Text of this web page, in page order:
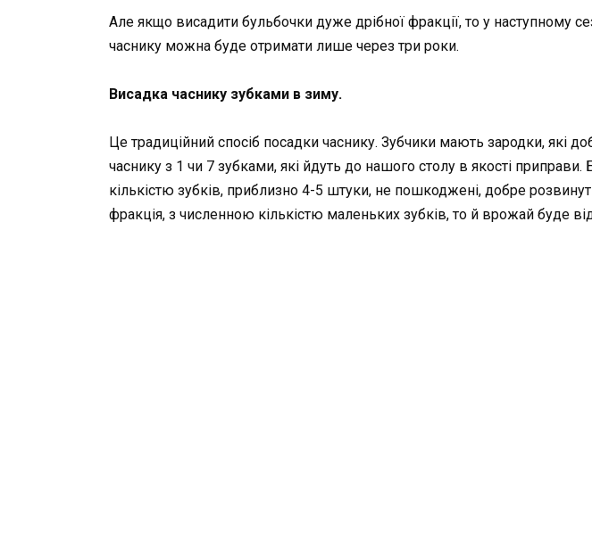
Але якщо висадити бульбочки дуже дрібної фракції, то у наступному
часнику можна буде отримати лише через три роки.
Висадка часнику зубками в зиму.
Це традиційний спосіб посадки часнику. Зубчики мають зародки, які
часнику з 1 чи 7 зубками, які йдуть до нашого столу в якості
кількістю зубків, приблизно 4-5 штуки, не пошкоджені, добре
фракція, з численною кількістю маленьких зубків, то й врожай буде